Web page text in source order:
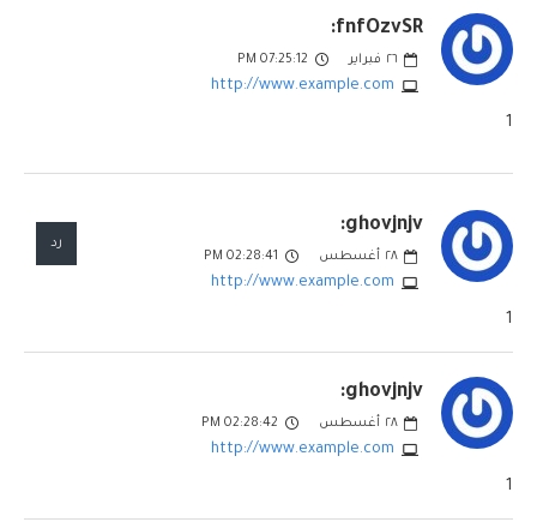
fnfOzvSR:
٢٦ فبراير 07:25:12 PM
http://www.example.com
1
ghovjnjv:
٢٨ أغسطس 02:28:41 PM
http://www.example.com
رد
1
ghovjnjv:
٢٨ أغسطس 02:28:42 PM
http://www.example.com
1